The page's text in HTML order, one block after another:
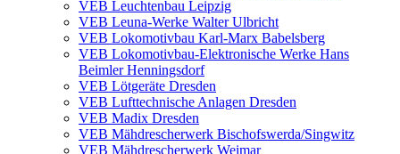
VEB Leuchtenbau Leipzig
VEB Leuna-Werke Walter Ulbricht
VEB Lokomotivbau Karl-Marx Babelsberg
VEB Lokomotivbau-Elektronische Werke Hans
Beimler Henningsdorf
VEB Lötgeräte Dresden
VEB Lufttechnische Anlagen Dresden
VEB Madix Dresden
VEB Mähdrescherwerk Bischofswerda/Singwitz
VEB Mähdrescherwerk Weimar